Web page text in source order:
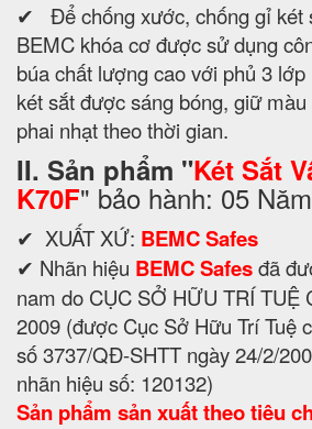
✔ Để chống xước, chống gỉ két
BEMC khóa cơ được sử dụng
búa chất lượng cao với phủ 3
két sắt được sáng bóng, giữ
phai nhạt theo thời gian.
II. Sản phẩm "Két Sắt
K70F" bảo hành: 05 Năm
✔ XUẤT XỨ: BEMC Safes
✔ Nhãn hiệu BEMC Safesđã
nam do CỤC SỞ HỮU TRÍ TUỆ
2009 (được Cục Sở Hữu Trí Tuệ
số 3737/QĐ-SHTT ngày 24/2/
nhãn hiệu số: 120132)
Sản phẩm sản xuất theo tiêu